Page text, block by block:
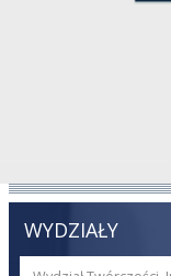
WYDZIAŁY